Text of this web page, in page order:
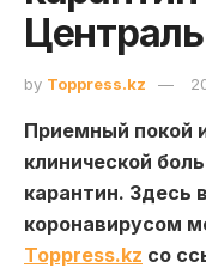
by Toppress.kz
Приемный покой
клинической
карантин. Здесь
коронавирусом
Toppress.kz со